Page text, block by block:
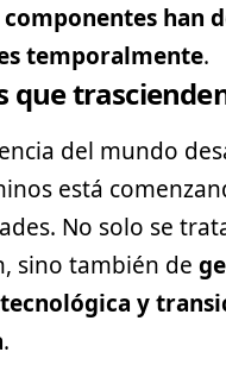
han
temporalmente.
que
del mundo
está
No solo se
sino también de
y
.